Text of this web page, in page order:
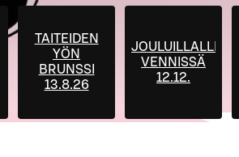
TAITEIDEN
YÖN
BRUNSSI
13.8.26
JOULUILLALLINEN
VENNISSÄ
12.12.